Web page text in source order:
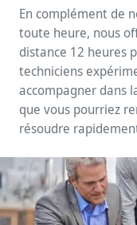
En complément de
toute heure, nous
distance 12 heures
techniciens
accompagner dans
que vous pourriez
résoudre